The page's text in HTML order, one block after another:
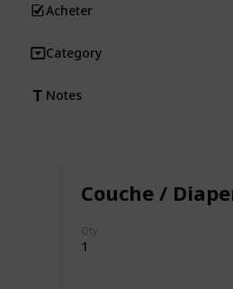
Couche /
Qty
1
Acheter
Category
Notes